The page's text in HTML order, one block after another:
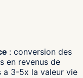
: conversion des
en revenus de
a 3-5x la valeur vie